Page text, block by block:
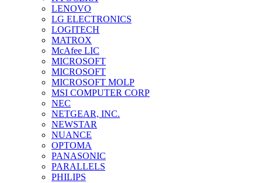
LENOVO
LG ELECTRONICS
LOGITECH
MATROX
McAfee LIC
MICROSOFT
MICROSOFT
MICROSOFT MOLP
MSI COMPUTER CORP
NEC
NETGEAR, INC.
NEWSTAR
NUANCE
OPTOMA
PANASONIC
PARALLELS
PHILIPS